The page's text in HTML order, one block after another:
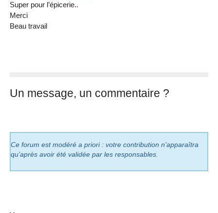
Super pour l’épicerie..
Merci
Beau travail
Un message, un commentaire ?
Ce forum est modéré a priori : votre contribution n’apparaîtra
qu’après avoir été validée par les responsables.